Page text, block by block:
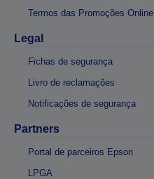
Termos das Promoções Online
Legal
Fichas de segurança
Livro de reclamações
Notificações de segurança
Partners
Portal de parceiros Epson
LPGA